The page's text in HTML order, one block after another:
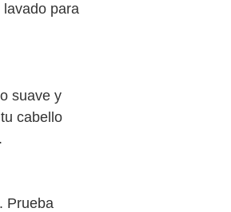
para
suave y
cabello
Prueba